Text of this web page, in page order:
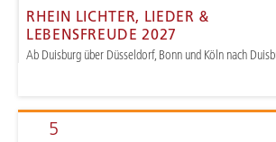
RHEIN LICHTER, LIEDER &
LEBENSFREUDE 2027
Ab Duisburg über Düsseldorf, Bonn und Köln nach
5